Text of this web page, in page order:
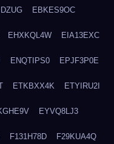
EBKES9OC
EHXKQL4W EIA13EXC
ENQTIPS0 EPJF3P0E
ETKBXX4K ETYIRU2I
EYVQ8LJ3
F131H78D F29KUA4Q